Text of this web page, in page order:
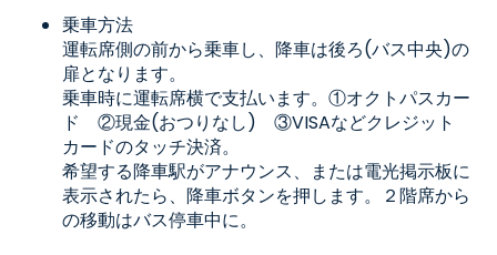
乗車方法
運転席側の前から乗車し、降車は後ろ(バス中央)の
扉となります。
乗車時に運転席横で支払います。①オクトパスカー
ド ②現金(おつりなし) ③VISAなどクレジット
カードのタッチ決済。
希望する降車駅がアナウンス、または電光掲示板に
表示されたら、降車ボタンを押します。２階席から
の移動はバス停車中に。